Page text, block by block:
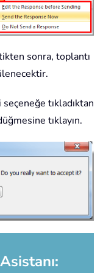
sonra, toplantı
tıkladıktan
tıklayın.